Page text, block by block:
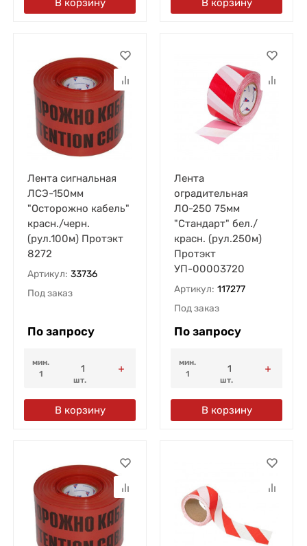
В корзину В корзину
Лента сигнальная
ЛСЭ-150мм
"Осторожно кабель"
красн./черн.
(рул.100м) Протэкт
8272
Артикул: 33736
Под заказ
По запросу
мин.
1
шт.
В корзину
Лента
оградительная
ЛО-250 75мм
"Стандарт" бел./
красн. (рул.250м)
Протэкт
УП-00003720
Артикул: 117277
Под заказ
По запросу
мин.
1
шт.
В корзину